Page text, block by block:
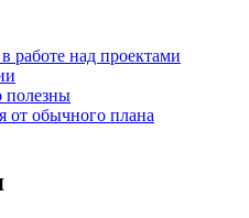
работе над проектами
полезны
от обычного плана